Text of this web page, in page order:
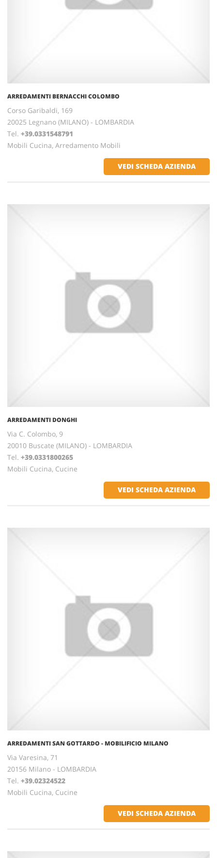
ARREDAMENTI BERNACCHI COLOMBO
Corso Garibaldi, 169
20025 Legnano (MILANO) - LOMBARDIA
Tel. +39.0331548791
Mobili Cucina, Arredamento Mobili
VEDI SCHEDA AZIENDA
ARREDAMENTI DONGHI
Via C. Colombo, 9
20010 Buscate (MILANO) - LOMBARDIA
Tel. +39.0331800265
Mobili Cucina, Cucine
VEDI SCHEDA AZIENDA
ARREDAMENTI SAN GOTTARDO - MOBILIFICIO MILANO
Via Varesina, 71
20156 Milano - LOMBARDIA
Tel. +39.02324522
Mobili Cucina, Cucine
VEDI SCHEDA AZIENDA